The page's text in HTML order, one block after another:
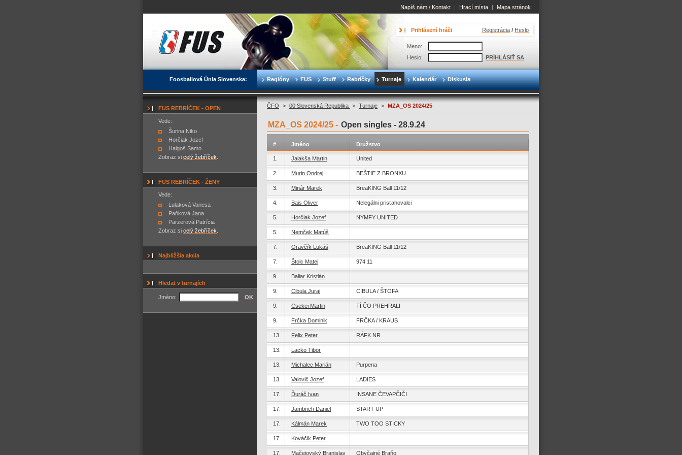
Napíš nám / Kontakt | Hrací místa | Mapa stránok
Foosballová Únia Slovenska: Regióny FUS Stuff Rebríčky Turnaje Kalendár Diskusia
Prihlásení hráči Registrácia / Heslo
Meno:
Heslo:
PRÍHLÁSIŤ SA
FUS REBRÍČEK - OPEN
Vede:
Šurina Niko
Horčiak Jozef
Halgoš Samo
Zobraz si celý žebříček
FUS REBRÍČEK - ŽENY
Vede:
Lulaková Vanesa
Paňková Jana
Parzerová Patrícia
Zobraz si celý žebříček
Najbližšia akcia
Hledat v turnajích
Jméno: OK
ČFO > 00 Slovenská Republika > Turnaje > MZA_OS 2024/25
MZA_OS 2024/25 - Open singles - 28.9.24
# Jméno Družstvo
1. Jalakša Martin United
2. Murin Ondrej BEŠTIE Z BRONXU
3. Minár Marek BreaKING Ball 11/12
4. Bais Oliver Nelegálni prisťahovalci
5. Horčiak Jozef NYMFY UNITED
5. Nemček Matúš
7. Oravčík Lukáš BreaKING Ball 11/12
7. Štolc Matej 974 11
9. Baliar Kristián
9. Cibula Juraj CIBULA / ŠTOFA
9. Csekei Martin TÍ ČO PREHRALI
9. Frčka Dominik FRČKA / KRAUS
13. Felix Peter RÁFK NR
13. Lacko Tibor
13. Michalec Marián Purpena
13. Valovič Jozef LADIES
17. Ďuráč Ivan INSANE ČEVAPČIČI
17. Jambrich Daniel START-UP
17. Kálmán Marek TWO TOO STICKY
17. Kováčik Peter
17. Mačejovský Branislav Obyčajné Braňo